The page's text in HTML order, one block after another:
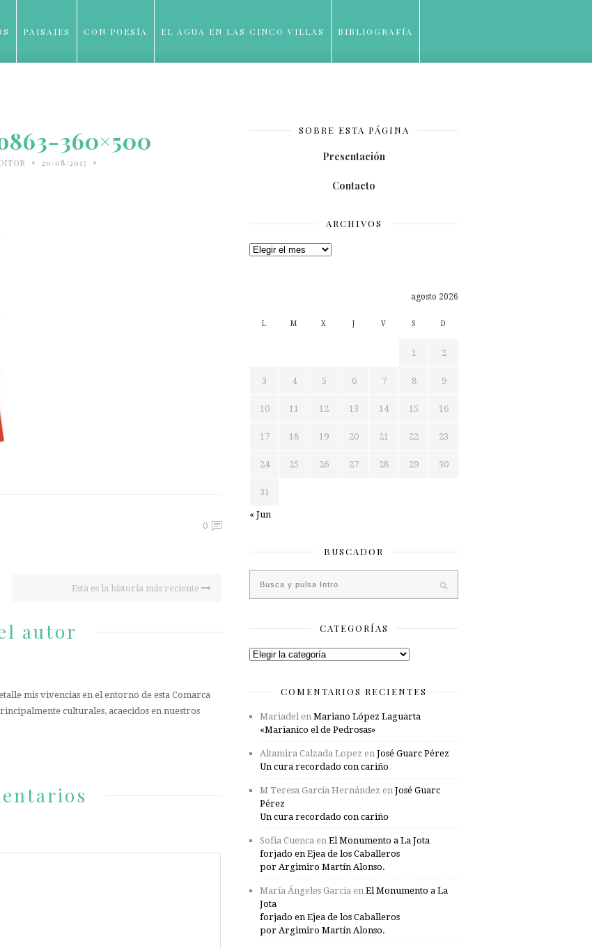
PAISAJES CON POESÍA EL AGUA EN LAS CINCO VILLAS BIBLIOGRAFÍA
360×500
• 20/08/2017 •
0
Esta es la historia más reciente
autor
mis vivencias en el entorno de esta Comarca
culturales, acaecidos en nuestros
SOBRE ESTA PÁGINA
Presentación
Contacto
ARCHIVOS
Archivos
agosto 2026
L M X J V S D
1 2
3 4 5 6 7 8 9
10 11 12 13 14 15 16
17 18 19 20 21 22 23
24 25 26 27 28 29 30
31
« Jun
BUSCADOR
CATEGORÍAS
Categorías
COMENTARIOS RECIENTES
Mariadelen Mariano López Laguarta
«Marianico el de Pedrosas»
Altamira Calzada Lopez en José Guarc Pérez
Un cura recordado con cariño
M Teresa García Hernández en José Guarc
Pérez
Un cura recordado con cariño
Sofía Cuenca en El Monumento a La Jota
forjado en Ejea de los Caballeros
por Argimiro Martín Alonso.
María Ángeles García en El Monumento a La
Jota
forjado en Ejea de los Caballeros
por Argimiro Martín Alonso.